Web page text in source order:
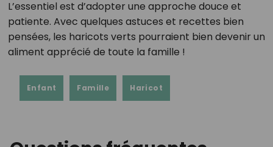
L’essentiel est d’adopter une approche douce et
patiente. Avec quelques astuces et recettes bien
pensées, les haricots verts pourraient bien devenir un
aliment apprécié de toute la famille !
Enfant Famille Haricot